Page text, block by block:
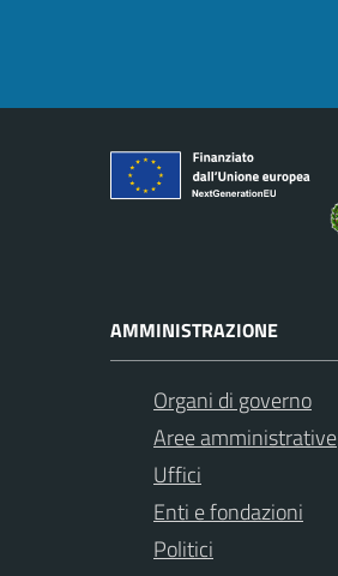
AMMINISTRAZIONE
Organi di governo
Aree amministrative
Uffici
Enti e fondazioni
Politici